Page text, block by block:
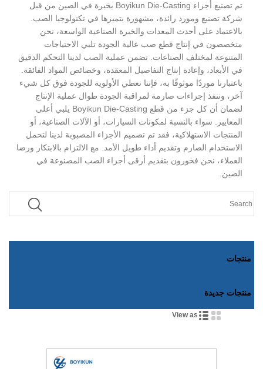
تم تصنيع أجزاء Boyikun Die-Casting بخبرة في الصين من قبل
شركة تصنيع ومورد رائدة، مشهورة بتميزها في تكنولوجيا الصب.
بالاعتماد على أحدث المعدات والخبرة الصناعية الواسعة، نحن
متخصصون في إنتاج قطع صب عالية الجودة تلبي الاحتياجات
المتنوعة لمختلف الصناعات. تضمن عملية الصب لدينا التحكم الدقيق
في الأبعاد، وإعادة إنتاج التفاصيل المعقدة، وخصائص المواد الفائقة.
باعتبارنا موردًا موثوقًا به، فإننا نعطي الأولوية للجودة فوق كل شيء
آخر، وننفذ إجراءات صارمة لمراقبة الجودة طوال عملية الإنتاج
لضمان أن كل جزء من قطع Boyikun Die-Casting يلبي أعلى
المعايير. سواء بالنسبة لمكونات السيارات، أو الآلات الصناعية، أو
المنتجات الاستهلاكية، فقد تم تصميم الأجزاء المصبوبة لدينا لتحمل
الاستخدام الصارم وتقديم أداء طويل الأمد. مع الالتزام بالابتكار ورضا
العملاء، نحن فخورون بتقديم أرقى أجزاء الصب المصنوعة في
الصين.
منتجات
منتجات جديدة
View as